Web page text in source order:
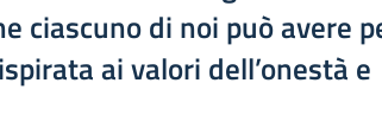
ciascuno di noi può avere
ai valori dell’onestà e